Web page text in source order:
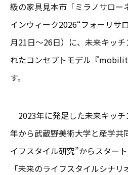
級の家具見本市「ミラノサロー
インウィーク2026“フォーリサ
月21日～26日）に、未来キッ
れたコンセプトモデル『
す。
2023年に発足した未来キッ
年から武蔵野美術大学と産学共
イフスタイル研究”からスター
「未来のライフスタイルシナ